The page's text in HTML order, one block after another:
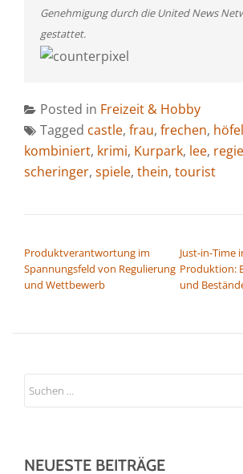
Genehmigung durch die United News
gestattet.
Posted in Freizeit & Hobby
Tagged castle, frau, frechen,
kombiniert, krimi, Kurpark, lee, regie
scheringer, spiele, thein, tourist
Produktverantwortung im
Spannungsfeld von Regulierung
und Wettbewerb
Just-in-Time
Produktion:
und
NEUESTE BEITRÄGE